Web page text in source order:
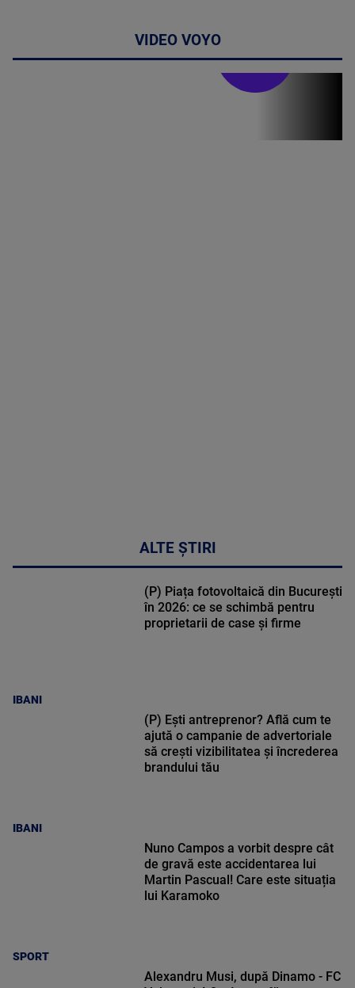
VIDEO VOYO
ALTE ȘTIRI
IBANI
(P) Piața fotovoltaică din București
în 2026: ce se schimbă pentru
proprietarii de case și firme
IBANI
(P) Ești antreprenor? Află cum te
ajută o campanie de advertoriale
să crești vizibilitatea și încrederea
brandului tău
SPORT
Nuno Campos a vorbit despre cât
de gravă este accidentarea lui
Martin Pascual! Care este situația
lui Karamoko
Alexandru Musi, după Dinamo - FC